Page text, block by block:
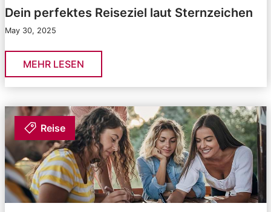
Dein perfektes Reiseziel laut Sternzeichen
May 30, 2025
MEHR LESEN
Reise